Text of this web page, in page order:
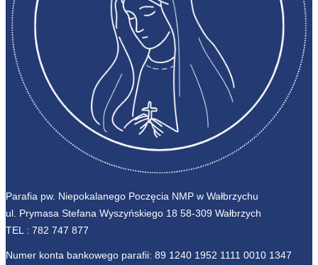
Parafia pw. Niepokalanego Poczęcia NMP w Wałbrzychu
ul. Prymasa Stefana Wyszyńskiego 18 58-309 Wałbrzych
TEL : 782 747 877
Numer konta bankowego parafii: 89 1240 1952 1111 0010 1347